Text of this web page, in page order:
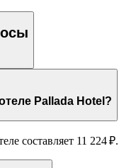
стоит проживание в отеле Pallada Hotel?
составляет 11 224 ₽.